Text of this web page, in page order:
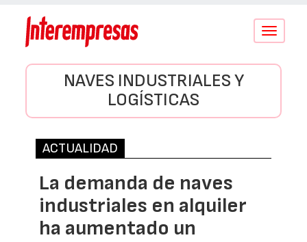
Conmutar
NAVES INDUSTRIALES Y
LOGÍSTICAS
ACTUALIDAD
La demanda de naves
industriales en alquiler
ha aumentado un